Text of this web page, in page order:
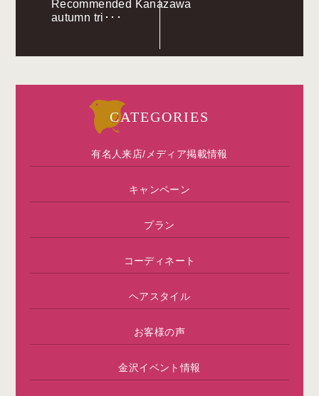
Recommended Kanazawa
autumn tri･･･
CATEGORIES
有名人来店/メディア掲載情報
キャンペーン
プラン
コーディネート
ヘアスタイル
お客様の声
金沢イベント情報